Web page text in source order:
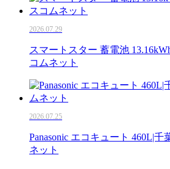
2026.07.29
スマートスター 蓄電池
コムネット
2026.07.25
Panasonic エコキュート 460L|
ネット